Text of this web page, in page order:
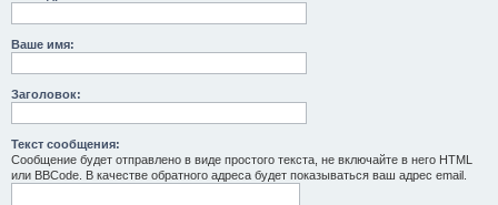
Ваше имя:
Заголовок:
Текст сообщения:
Сообщение будет отправлено в виде простого текста, не включайте в него HTML
или BBCode. В качестве обратного адреса будет показываться ваш адрес email.